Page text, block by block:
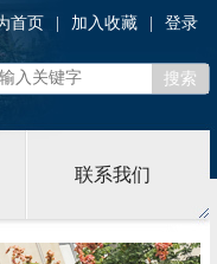
首页 加入收藏 登录
联系我们